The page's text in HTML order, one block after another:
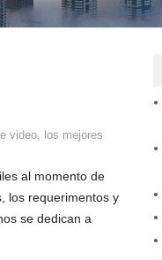
video, los mejores
al momento de
los requerimentos y
se dedican a